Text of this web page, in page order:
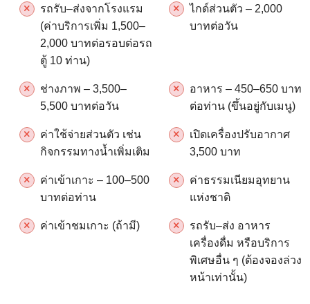
รถรับ–ส่งจากโรงแรม
(ค่าบริการเพิ่ม 1,500–
2,000 บาทต่อรอบต่อรถ
ตู้ 10 ท่าน)
ไกด์ส่วนตัว – 2,000
บาทต่อวัน
ช่างภาพ – 3,500–
5,500 บาทต่อวัน
อาหาร – 450–650 บาท
ต่อท่าน (ขึ้นอยู่กับเมนู)
ค่าใช้จ่ายส่วนตัว เช่น
กิจกรรมทางน้ำเพิ่มเติม
เปิดเครื่องปรับอากาศ
3,500 บาท
ค่าเข้าเกาะ – 100–500
บาทต่อท่าน
ค่าธรรมเนียมอุทยาน
แห่งชาติ
ค่าเข้าชมเกาะ (ถ้ามี)
รถรับ–ส่ง อาหาร
เครื่องดื่ม หรือบริการ
พิเศษอื่น ๆ (ต้องจองล่วง
หน้าเท่านั้น)